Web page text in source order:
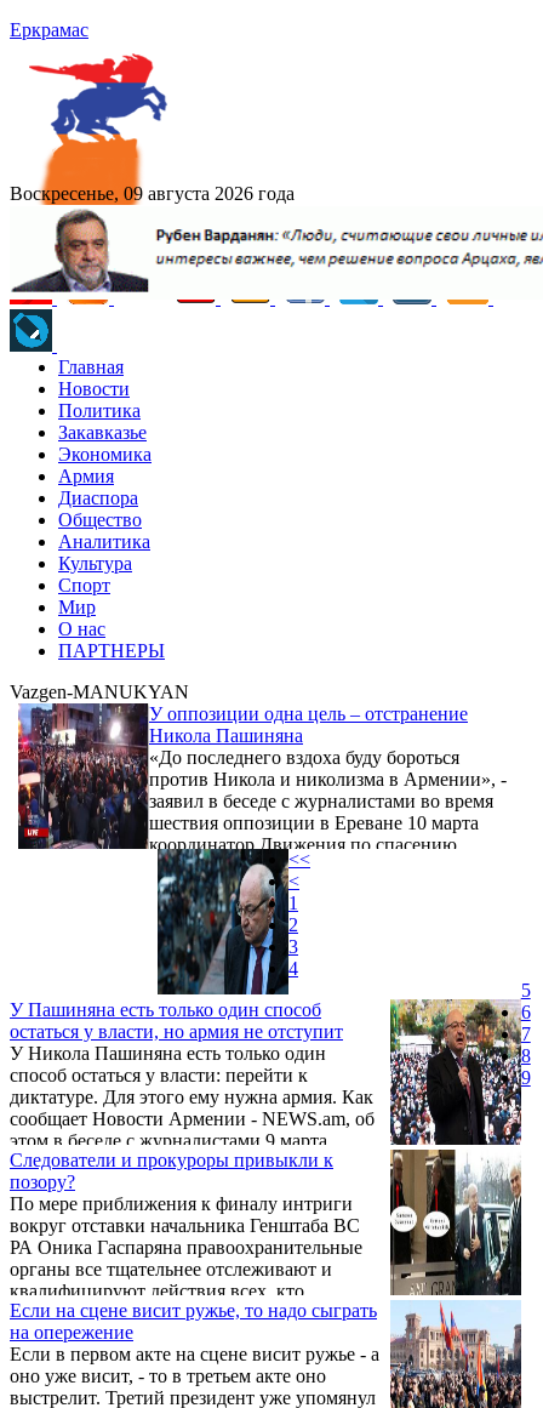
Еркрамас
Воскресенье, 09 августа 2026 года
Главная
Новости
Политика
Закавказье
Экономика
Армия
Диаспора
Общество
Аналитика
Культура
Спорт
Мир
О нас
ПАРТНЕРЫ
Vazgen-MANUKYAN
У оппозиции одна цель – отстранение
Никола Пашиняна
«До последнего вздоха буду бороться
против Никола и николизма в Армении», -
заявил в беседе с журналистами во время
шествия оппозиции в Ереване 10 марта
координатор Движения по спасению
Родины, представитель ВО АРФ
Дашнакцутюн Ишхан Сагателян.
«Никакими уголовными делами не
пытайтесь нас запугать. Эти самые
правоохранители прямо сейчас пусть
задержат этого сумасшедшего за продажу,
предательство Родины, за столько жертв.
Никол имеет право говорить о
Конституции? Он вместе с президентом
Арменом Саркисяном ...
У Пашиняна есть только один способ
остаться у власти, но армия не отступит
У Никола Пашиняна есть только один
способ остаться у власти: перейти к
диктатуре. Для этого ему нужна армия. Как
сообщает Новости Армении - NEWS.am, об
этом в беседе с журналистами 9 марта
заявил кандидат в премьер-министры
Армении от Движения по спасению
Родины Вазген Манукян.
Следователи и прокуроры привыкли к
позору?
По мере приближения к финалу интриги
вокруг отставки начальника Генштаба ВС
РА Оника Гаспаряна правоохранительные
органы все тщательнее отслеживают и
квалифицируют действия всех, кто
призывает президента поддержать
заявление Генштаба.КАК ИЗВЕСТНО, 21
ФЕВРАЛЯ В ПОЛИЦИИ ВОЗБУДИЛИ
УГОЛОВНОЕ ДЕЛО в отношении лидера
оппозиции Вазгена Манукяна по статье 301
Если на сцене висит ружье, то надо сыграть
на опережение
Если в первом акте на сцене висит ружье - а
оно уже висит, - то в третьем акте оно
выстрелит. Третий президент уже упомянул
<<
<
1
2
3
4
5
6
7
8
9